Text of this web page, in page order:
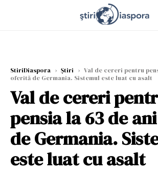
StiriDiaspora › Știri › Val de cereri pentru
oferită de Germania. Sistemul este luat cu asalt
Val de cereri
pensia la 63 de
de Germania.
este luat cu asalt